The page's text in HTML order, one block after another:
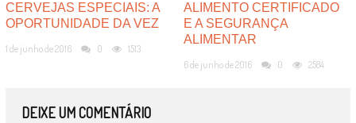
CERVEJAS ESPECIAIS: A
OPORTUNIDADE DA VEZ
1 de junho de 2016 0 1513
ALIMENTO CERTIFICADO
E A SEGURANÇA
ALIMENTAR
6 de junho de 2016 0 2584
DEIXE UM COMENTÁRIO